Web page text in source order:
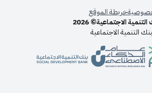
خريطة الموقع
الاجتماعية© 2026
التنمية الاجتماعية